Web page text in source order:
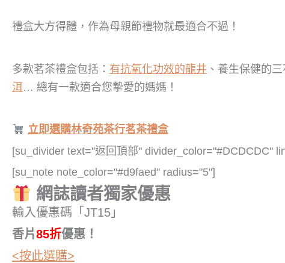
禮盒大方得體，作為母親節禮物就最適合不過！
多款茗茶禮盒包括： 有抗氧化功效的龍井 、養生保健的三
洱… 總有一款適合您摯愛的媽媽！
立即選購林奇苑茶行茗茶禮盒
[su_divider text="返回頂部" divider_color="#DCDCDC"
[su_note note_color="#d9faed" radius="5"]
網誌讀者獨家優惠
輸入優惠碼「JT15」
香片85折優惠！
<按此選購>